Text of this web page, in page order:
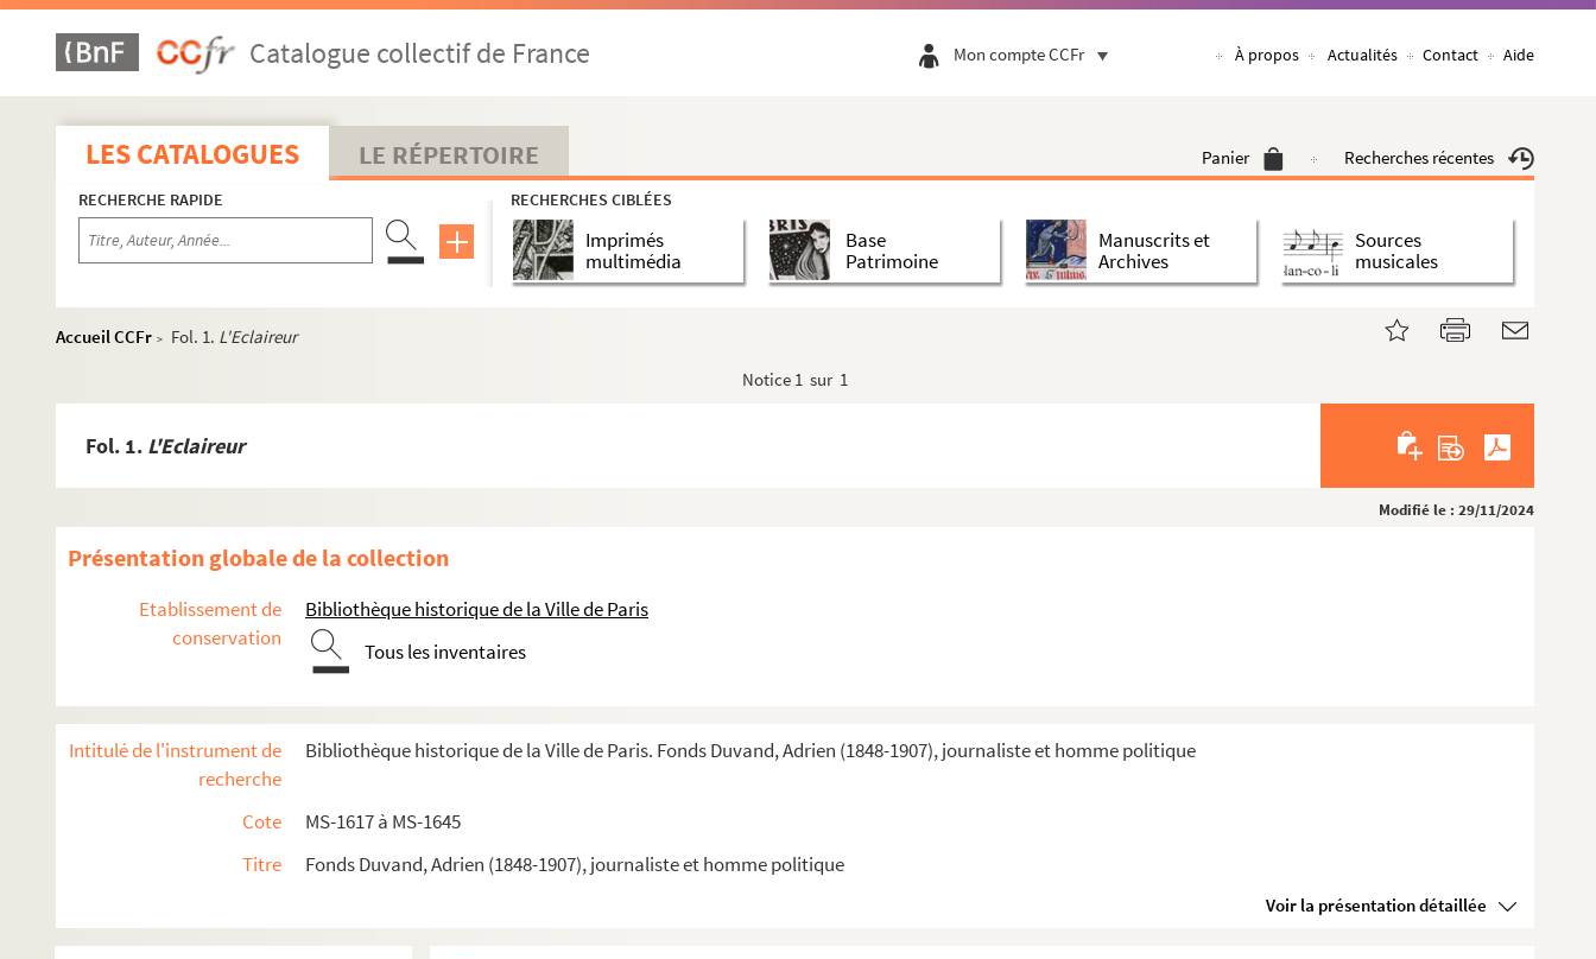
Catalogue collectif de France Mon compte CCFr À propos Actualités Contact Aide
LES CATALOGUES LE RÉPERTOIRE Panier Recherches récentes
RECHERCHE RAPIDE RECHERCHES CIBLÉES
Imprimés
multimédia
Base
Patrimoine
Manuscrits et
Archives
Sources
musicales
Accueil CCFr > Fol. 1. L'Eclaireur
Notice 1 sur 1
Fol. 1. L'Eclaireur
Modifié le : 29/11/2024
Présentation globale de la collection
Etablissement de
conservation
Bibliothèque historique de la Ville de Paris
Tous les inventaires
Intitulé de l'instrument de
recherche
Bibliothèque historique de la Ville de Paris. Fonds Duvand, Adrien (1848-1907), journaliste et homme politique
Cote
MS-1617 à MS-1645
Titre
Fonds Duvand, Adrien (1848-1907), journaliste et homme politique
Voir la présentation détaillée
Les filles de Jahel
Articles de Duvand et d'autres auteurs parus dans des journaux
Notes prises au cours de voyages ou de lectures